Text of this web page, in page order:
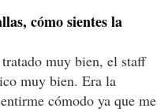
cómo sientes la
muy bien, el staff
muy bien. Era la
cómodo ya que me